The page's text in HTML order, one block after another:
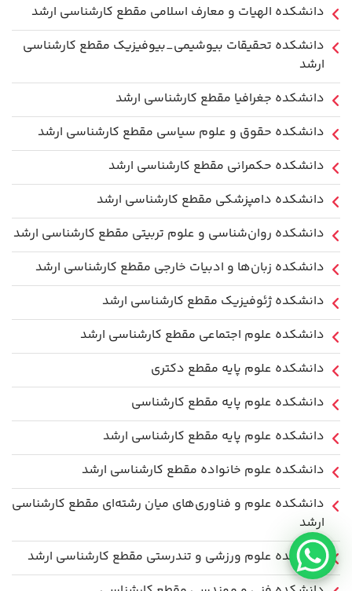
دانشکده الهیات و معارف اسلامی مقطع کارشناسی ارشد
دانشکده تحقیقات بیوشیمی_بیوفیزیک مقطع کارشناسی
ارشد
دانشکده جغرافیا مقطع کارشناسی ارشد
دانشکده حقوق و علوم سیاسی مقطع کارشناسی ارشد
دانشکده حکمرانی مقطع کارشناسی ارشد
دانشکده دامپزشکی مقطع کارشناسی ارشد
دانشکده روان‌شناسی و علوم تربیتی مقطع کارشناسی ارشد
دانشکده زبان‌ها و ادبیات خارجی مقطع کارشناسی ارشد
دانشکده ژئوفیزیک مقطع کارشناسی ارشد
دانشکده علوم اجتماعی مقطع کارشناسی ارشد
دانشکده علوم پایه مقطع دکتری
دانشکده علوم پایه مقطع کارشناسی
دانشکده علوم پایه مقطع کارشناسی ارشد
دانشکده علوم خانواده مقطع کارشناسی ارشد
دانشکده علوم و فناوری‌های میان رشته‌ای مقطع کارشناسی
ارشد
دانشکده علوم ورزشی و تندرستی مقطع کارشناسی ارشد